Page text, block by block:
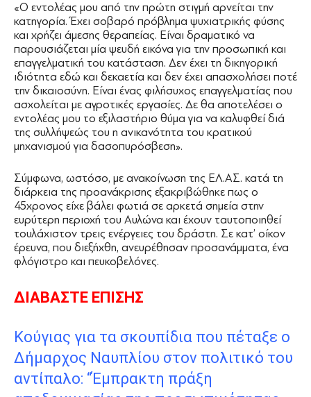
«Ο εντολέας μου από την πρώτη στιγμή αρνείται την
κατηγορία. Έχει σοβαρό πρόβλημα ψυχιατρικής φύσης
και χρήζει άμεσης θεραπείας. Είναι δραματικό να
παρουσιάζεται μία ψευδή εικόνα για την προσωπική και
επαγγελματική του κατάσταση. Δεν έχει τη δικηγορική
ιδιότητα εδώ και δεκαετία και δεν έχει απασχολήσει ποτέ
την δικαιοσύνη. Είναι ένας φιλήσυχος επαγγελματίας που
ασχολείται με αγροτικές εργασίες. Δε θα αποτελέσει ο
εντολέας μου το εξιλαστήριο θύμα για να καλυφθεί διά
της συλλήψεώς του η ανικανότητα του κρατικού
μηχανισμού για δασοπυρόσβεση».
Σύμφωνα, ωστόσο, με ανακοίνωση της ΕΛ.ΑΣ. κατά τη
διάρκεια της προανάκρισης εξακριβώθηκε πως ο
45χρονος είχε βάλει φωτιά σε αρκετά σημεία στην
ευρύτερη περιοχή του Αυλώνα και έχουν ταυτοποιηθεί
τουλάχιστον τρεις ενέργειες του δράστη. Σε κατ’ οίκον
έρευνα, που διεξήχθη, ανευρέθησαν προσανάμματα, ένα
φλόγιστρο και πευκοβελόνες.
ΔΙΑΒΑΣΤΕ ΕΠΙΣΗΣ
Κούγιας για τα σκουπίδια που πέταξε ο
Δήμαρχος Ναυπλίου στον πολιτικό του
αντίπαλο: “Έμπρακτη πράξη